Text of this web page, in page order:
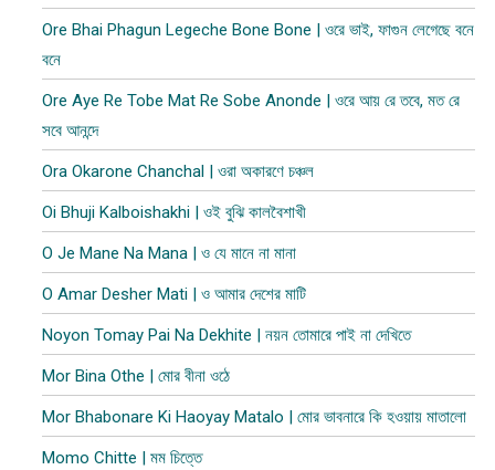
Ore Bhai Phagun Legeche Bone Bone | ওরে ভাই, ফাগুন লেগেছে বনে
বনে
Ore Aye Re Tobe Mat Re Sobe Anonde | ওরে আয় রে তবে, মত রে
সবে আনন্দে
Ora Okarone Chanchal | ওরা অকারণে চঞ্চল
Oi Bhuji Kalboishakhi | ওই বুঝি কালবৈশাখী
O Je Mane Na Mana | ও যে মানে না মানা
O Amar Desher Mati | ও আমার দেশের মাটি
Noyon Tomay Pai Na Dekhite | নয়ন তোমারে পাই না দেখিতে
Mor Bina Othe | মোর বীনা ওঠে
Mor Bhabonare Ki Haoyay Matalo | মোর ভাবনারে কি হওয়ায় মাতালো
Momo Chitte | মম চিত্তে